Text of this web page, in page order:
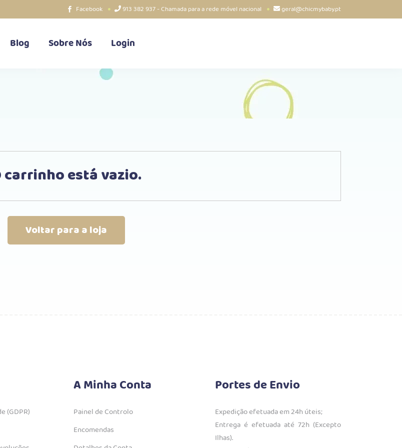
Facebook 913 382 937 - Chamada para a rede móvel nacional geral@chicmybaby.pt
Blog Sobre Nós Login
carrinho está vazio.
Voltar para a loja
(GDPR)
A Minha Conta
Painel de Controlo
Encomendas
Portes de Envio
Expedição efetuada em 24h úteis;
Entrega é efetuada até 72h (Excepto
Ilhas).